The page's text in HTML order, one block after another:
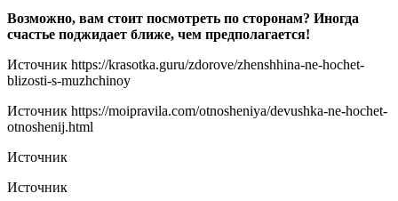
Возможно, вам стоит посмотреть по сторонам? Иногда
счастье поджидает ближе, чем предполагается!
Источник https://krasotka.guru/zdorove/zhenshhina-ne-hochet-
blizosti-s-muzhchinoy
Источник https://moipravila.com/otnosheniya/devushka-ne-hochet-
otnoshenij.html
Источник
Источник